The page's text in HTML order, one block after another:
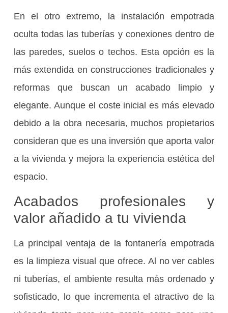
En el otro extremo, la instalación empotrada
oculta todas las tuberías y conexiones dentro de
las paredes, suelos o techos. Esta opción es la
más extendida en construcciones tradicionales y
reformas que buscan un acabado limpio y
elegante. Aunque el coste inicial es más elevado
debido a la obra necesaria, muchos propietarios
consideran que es una inversión que aporta valor
a la vivienda y mejora la experiencia estética del
espacio.
Acabados profesionales y
valor añadido a tu vivienda
La principal ventaja de la fontanería empotrada
es la limpieza visual que ofrece. Al no ver cables
ni tuberías, el ambiente resulta más ordenado y
sofisticado, lo que incrementa el atractivo de la